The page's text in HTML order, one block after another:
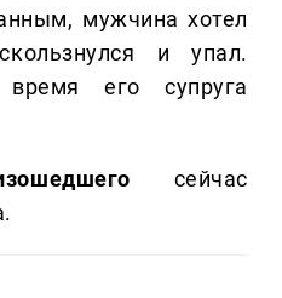
мужчина хотел
и упал.
время его супруга
сейчас